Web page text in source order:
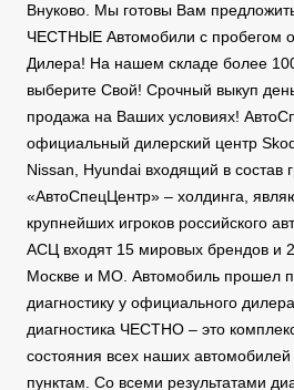
Внуково. Мы готовы Вам
ЧЕСТНЫЕ Автомобили с пробегом
Дилера! На нашем складе более
выберите Свой! Срочный выкуп
продажа на Ваших условиях!
официальный дилерский центр
Nissan, Hyundai входящий в состав
«АвтоСпецЦентр» – холдинга,
крупнейших игроков российского
АСЦ входят 15 мировых брендов и
Москве и МО. Автомобиль прошел
диагностику у официального
диагностика ЧЕСТНО – это
состояния всех наших
пунктам. Со всеми результатами